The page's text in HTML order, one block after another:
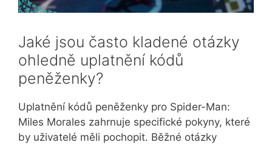
Jaké jsou často kladené otázky
ohledně uplatnění kódů
peněženky?
Uplatnění kódů peněženky pro Spider-Man:
Miles Morales zahrnuje specifické pokyny, které
by uživatelé měli pochopit. Běžné otázky